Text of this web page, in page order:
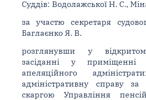
Суддів: Водолажської Н. С.,
за участю секретаря
Баглаєнко Я. В.
розглянувши у
засіданні у приміщенні
апеляційного
адміністративну справу за
скаргою Управління